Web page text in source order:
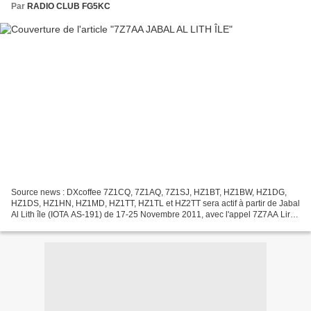
Par RADIO CLUB FG5KC
Source news : DXcoffee 7Z1CQ, 7Z1AQ, 7Z1SJ, HZ1BT, HZ1BW, HZ1DG,
HZ1DS, HZ1HN, HZ1MD, HZ1TT, HZ1TL et HZ2TT sera actif à partir de Jabal
Al Lith île (IOTA AS-191) de 17-25 Novembre 2011, avec l'appel 7Z7AA Lire